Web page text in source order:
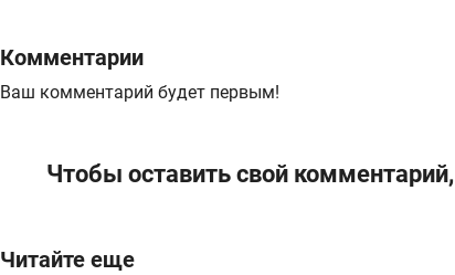
Комментарии
Ваш комментарий будет первым!
Чтобы оставить свой комментарий,
Читайте еще